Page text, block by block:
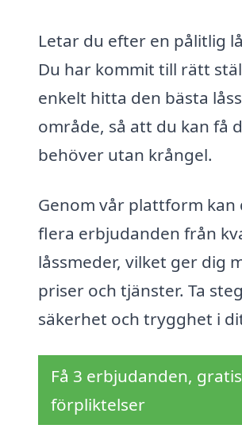
Letar du efter en pålitlig
Du har kommit till rätt
enkelt hitta den bästa
område, så att du kan få
behöver utan krångel.
Genom vår plattform kan
flera erbjudanden från
låssmeder, vilket ger dig
priser och tjänster. Ta
säkerhet och trygghet i
Få 3 erbjudanden,
förpliktelser